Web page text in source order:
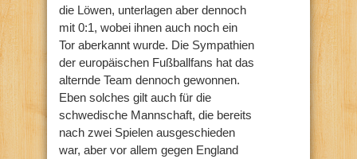
die Löwen, unterlagen aber dennoch
mit 0:1, wobei ihnen auch noch ein
Tor aberkannt wurde. Die Sympathien
der europäischen Fußballfans hat das
alternde Team dennoch gewonnen.
Eben solches gilt auch für die
schwedische Mannschaft, die bereits
nach zwei Spielen ausgeschieden
war, aber vor allem gegen England